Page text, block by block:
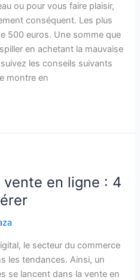
ou pour vous faire plaisir,
conséquent. Les plus
500 euros. Une somme que
en achetant la mauvaise
les conseils suivants
montre en
vente en ligne : 4
le secteur du commerce
les tendances. Ainsi, un
se lancent dans la vente en